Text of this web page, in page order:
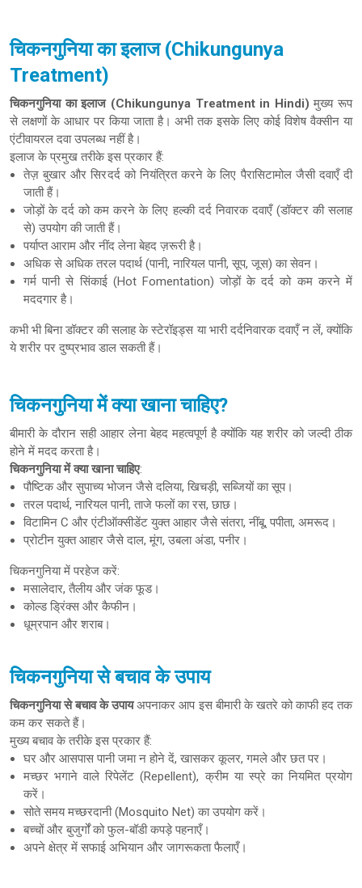
चिकनगुनिया का इलाज (Chikungunya
Treatment)
चिकनगुनिया का इलाज (Chikungunya Treatment in Hindi) मुख्य रूप
से लक्षणों के आधार पर किया जाता है। अभी तक इसके लिए कोई विशेष वैक्सीन या
एंटीवायरल दवा उपलब्ध नहीं है।
इलाज के प्रमुख तरीके इस प्रकार हैं:
तेज़ बुखार और सिरदर्द को नियंत्रित करने के लिए पैरासिटामोल जैसी दवाएँ दी
जाती हैं।
जोड़ों के दर्द को कम करने के लिए हल्की दर्द निवारक दवाएँ (डॉक्टर की सलाह
से) उपयोग की जाती हैं।
पर्याप्त आराम और नींद लेना बेहद ज़रूरी है।
अधिक से अधिक तरल पदार्थ (पानी, नारियल पानी, सूप, जूस) का सेवन।
गर्म पानी से सिंकाई (Hot Fomentation) जोड़ों के दर्द को कम करने में
मददगार है।
कभी भी बिना डॉक्टर की सलाह के स्टेरॉइड्स या भारी दर्दनिवारक दवाएँ न लें, क्योंकि
ये शरीर पर दुष्प्रभाव डाल सकती हैं।
चिकनगुनिया में क्या खाना चाहिए?
बीमारी के दौरान सही आहार लेना बेहद महत्वपूर्ण है क्योंकि यह शरीर को जल्दी ठीक
होने में मदद करता है।
चिकनगुनिया में क्या खाना चाहिए:
पौष्टिक और सुपाच्य भोजन जैसे दलिया, खिचड़ी, सब्जियों का सूप।
तरल पदार्थ, नारियल पानी, ताजे फलों का रस, छाछ।
विटामिन C और एंटीऑक्सीडेंट युक्त आहार जैसे संतरा, नींबू, पपीता, अमरूद।
प्रोटीन युक्त आहार जैसे दाल, मूंग, उबला अंडा, पनीर।
चिकनगुनिया में परहेज करें:
मसालेदार, तैलीय और जंक फूड।
कोल्ड ड्रिंक्स और कैफीन।
धूम्रपान और शराब।
चिकनगुनिया से बचाव के उपाय
चिकनगुनिया से बचाव के उपायअपनाकर आप इस बीमारी के खतरे को काफी हद तक
कम कर सकते हैं।
मुख्य बचाव के तरीके इस प्रकार हैं:
घर और आसपास पानी जमा न होने दें, खासकर कूलर, गमले और छत पर।
मच्छर भगाने वाले रिपेलेंट (Repellent), क्रीम या स्प्रे का नियमित प्रयोग
करें।
सोते समय मच्छरदानी (Mosquito Net) का उपयोग करें।
बच्चों और बुजुर्गों को फुल-बॉडी कपड़े पहनाएँ।
अपने क्षेत्र में सफाई अभियान और जागरूकता फैलाएँ।